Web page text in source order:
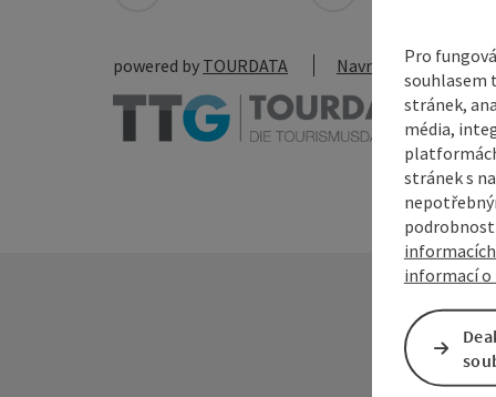
powered by TOURDATA Navrhnout změnu
Pro
souhlasem
stránek,
média,
stránek s
informací o